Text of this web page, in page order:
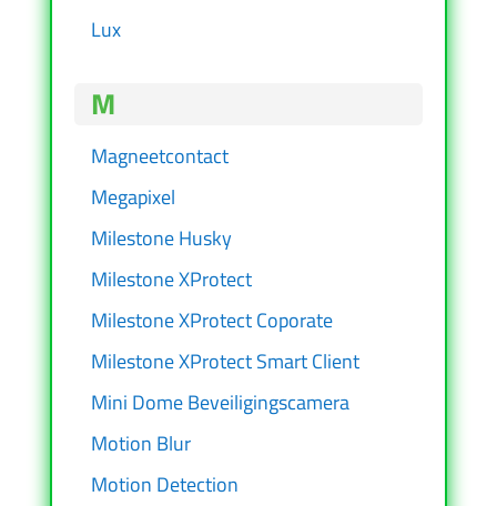
Lux
M
Magneetcontact
Megapixel
Milestone Husky
Milestone XProtect
Milestone XProtect Coporate
Milestone XProtect Smart Client
Mini Dome Beveiligingscamera
Motion Blur
Motion Detection